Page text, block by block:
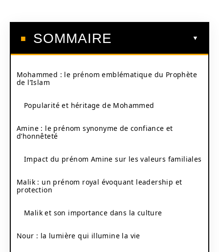
SOMMAIRE
Mohammed : le prénom emblématique du Prophète
de l’Islam
Popularité et héritage de Mohammed
Amine : le prénom synonyme de confiance et
d’honnêteté
Impact du prénom Amine sur les valeurs familiales
Malik : un prénom royal évoquant leadership et
protection
Malik et son importance dans la culture
Nour : la lumière qui illumine la vie